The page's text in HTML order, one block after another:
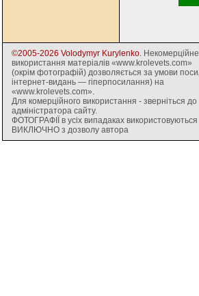
©2005-2026 Volodymyr Kurylenko. Некомерційне
використання матеріалів «www.krolevets.com»
(окрім фотографій) дозволяється за умови
інтернет-видань — гіперпосилання) на
«www.krolevets.com».
Для комерційного використання - зверніться до
адміністратора сайту.
ФОТОГРАФІЇ в усіх випадаках використовуються
ВИКЛЮЧНО з дозволу автора